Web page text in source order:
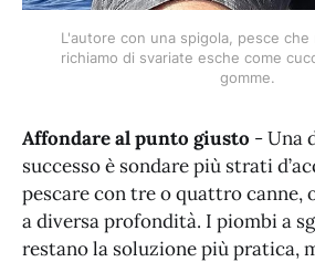
L'autore con una spigola, pesce
richiamo di svariate esche come
gomme.
Affondare al punto giusto - Una
successo è sondare più strati
pescare con tre o quattro canne,
a diversa profondità. I piombi a
restano la soluzione più pratica,